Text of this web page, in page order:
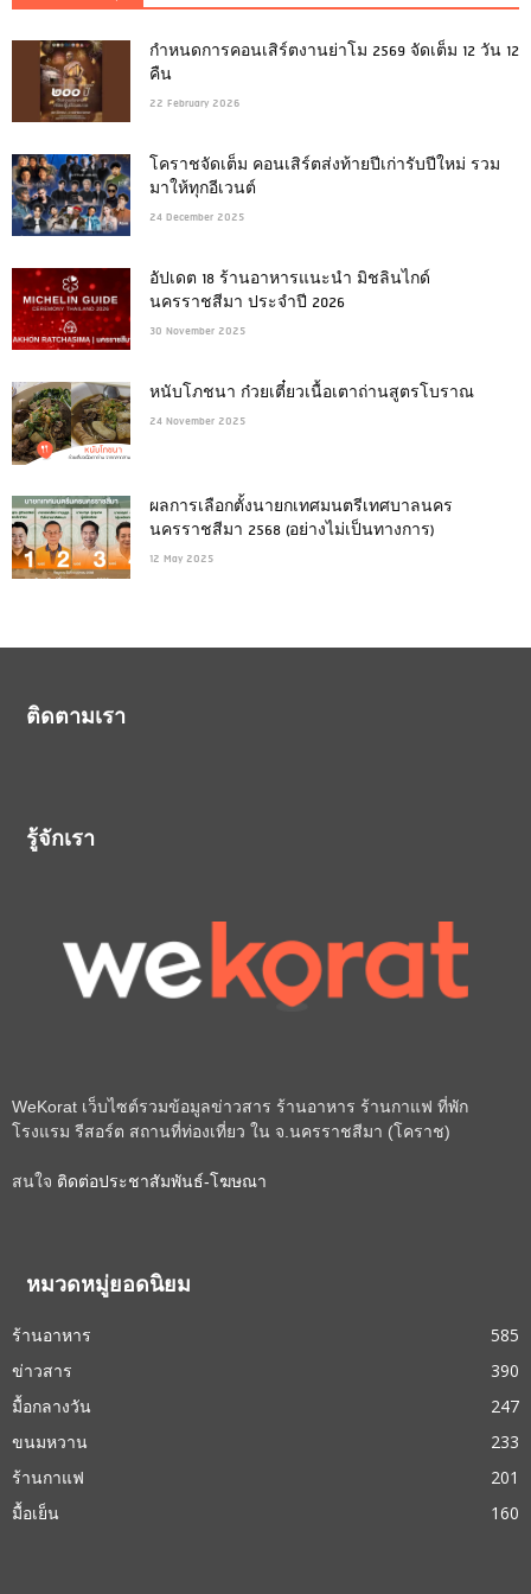
กำหนดการคอนเสิร์ตงานย่าโม 2569 จัดเต็ม 12 วัน 12
คืน
22 February 2026
โคราชจัดเต็ม คอนเสิร์ตส่งท้ายปีเก่ารับปีใหม่ รวม
มาให้ทุกอีเวนต์
24 December 2025
อัปเดต 18 ร้านอาหารแนะนำ มิชลินไกด์
นครราชสีมา ประจำปี 2026
30 November 2025
หนับโภชนา ก๋วยเตี๋ยวเนื้อเตาถ่านสูตรโบราณ
24 November 2025
ผลการเลือกตั้งนายกเทศมนตรีเทศบาลนคร
นครราชสีมา 2568 (อย่างไม่เป็นทางการ)
12 May 2025
ติดตามเรา
รู้จักเรา
WeKorat เว็บไซต์รวมข้อมูลข่าวสาร ร้านอาหาร ร้านกาแฟ ที่พัก
โรงแรม รีสอร์ต สถานที่ท่องเที่ยว ใน จ.นครราชสีมา (โคราช)
สนใจ ติดต่อประชาสัมพันธ์-โฆษณา
หมวดหมู่ยอดนิยม
ร้านอาหาร
585
ข่าวสาร
390
มื้อกลางวัน
247
ขนมหวาน
233
ร้านกาแฟ
201
มื้อเย็น
160